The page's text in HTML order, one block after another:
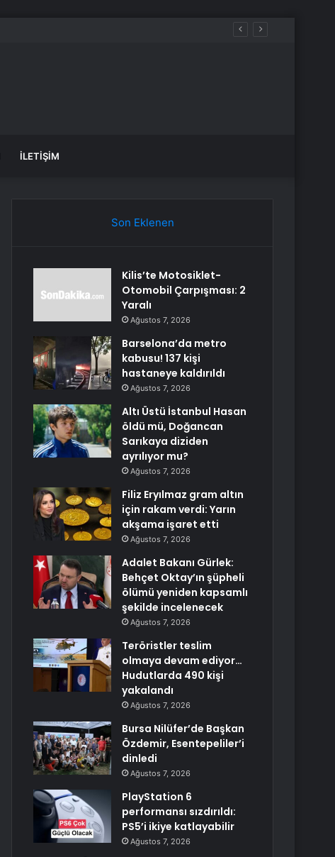
İLETIŞIM
Son Eklenen
Kilis’te Motosiklet-
Otomobil Çarpışması: 2
Yaralı
Ağustos 7, 2026
Barselona’da metro
kabusu! 137 kişi
hastaneye kaldırıldı
Ağustos 7, 2026
Altı Üstü İstanbul Hasan
öldü mü, Doğancan
Sarıkaya diziden
ayrılıyor mu?
Ağustos 7, 2026
Filiz Eryılmaz gram altın
için rakam verdi: Yarın
akşama işaret etti
Ağustos 7, 2026
Adalet Bakanı Gürlek:
Behçet Oktay’ın şüpheli
ölümü yeniden kapsamlı
şekilde incelenecek
Ağustos 7, 2026
Teröristler teslim
olmaya devam ediyor…
Hudutlarda 490 kişi
yakalandı
Ağustos 7, 2026
Bursa Nilüfer’de Başkan
Özdemir, Esentepeliler’i
dinledi
Ağustos 7, 2026
PlayStation 6
performansı sızdırıldı:
PS5’i ikiye katlayabilir
Ağustos 7, 2026